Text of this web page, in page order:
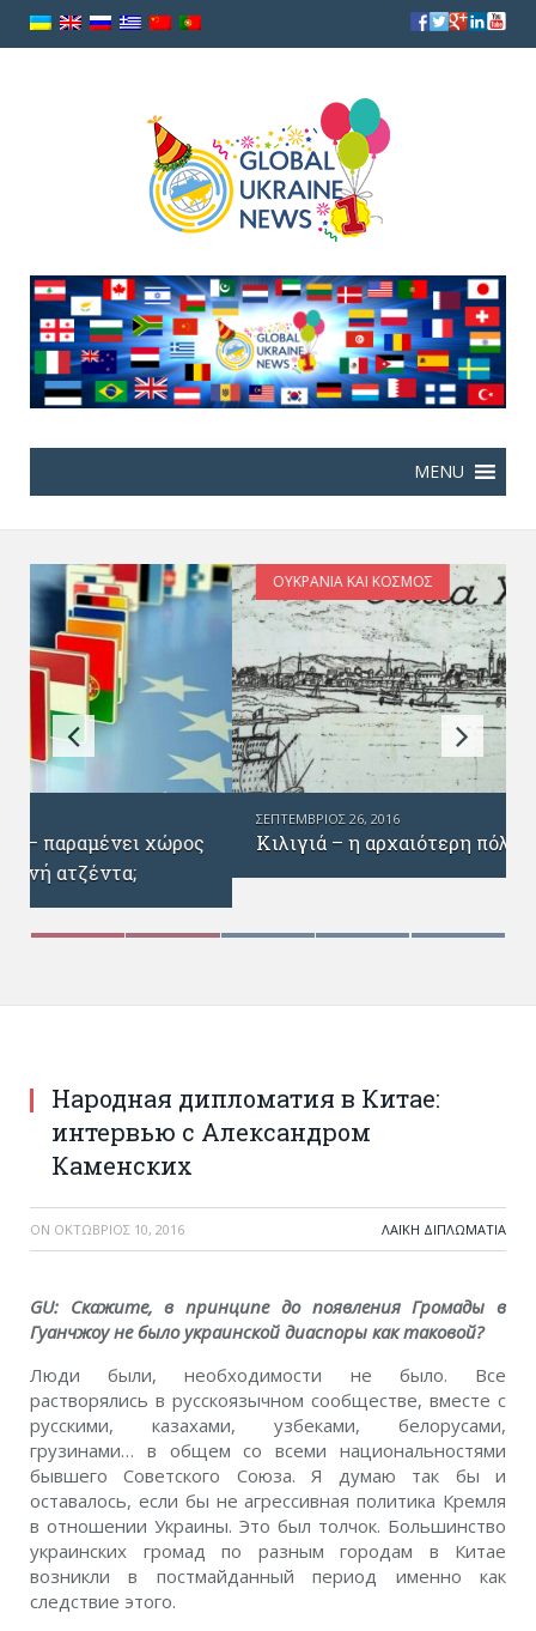
ΟΥΚΡΑΝΊΑ ΚΑΙ ΚΌΣΜΟΣ
Κιλιγιά – η αρχαιότερη πόλη της Ουκρανίας
Народная дипломатия в Китае:
интервью с Александром
Каменских
ON ΟΚΤΏΒΡΙΟΣ 10, 2016 ΛΑΪΚΉ ΔΙΠΛΩΜΑΤΊΑ
GU: Скажите, в принципе до появления Громады в
Гуанчжоу не было украинской диаспоры как таковой?
Люди были, необходимости не было. Все
растворялись в русскоязычном сообществе, вместе с
русскими, казахами, узбеками, белорусами,
грузинами… в общем со всеми национальностями
бывшего Советского Союза. Я думаю так бы и
оставалось, если бы не агрессивная политика Кремля
в отношении Украины. Это был толчок. Большинство
украинских громад по разным городам в Китае
возникли в постмайданный период именно как
следствие этого.